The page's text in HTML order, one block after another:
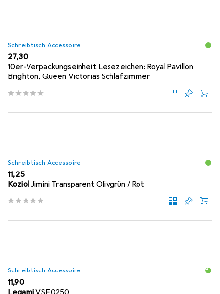
Schreibtisch Accessoire
EUR
27,30
10er-Verpackungseinheit Lesezeichen: Royal Pavillon
Brighton, Queen Victorias Schlafzimmer
Schreibtisch Accessoire
EUR
11,25
Koziol Jimini Transparent Olivgrün / Rot
Schreibtisch Accessoire
EUR
11,90